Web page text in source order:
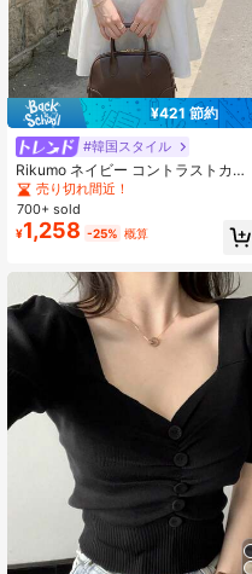
¥421 節約
#韓国スタイル
Rikumo ネイビー コントラストカラ
ー ノースリーブ ニットカーディガ
ン、カジュアル韓国風 ポロカラー シ
ルクブレンド トップス レディース
夏
売り切れ間近！
700+ sold
¥1,258 -25% 概算